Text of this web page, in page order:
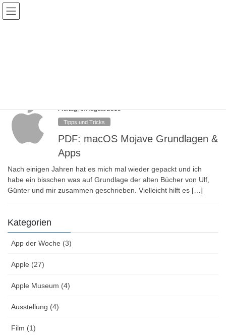
Skip
Skip
Freitag, 9. August 2019
Tipps und Tricks
PDF: macOS Mojave Grundlagen &
Apps
Nach einigen Jahren hat es mich mal wieder gepackt und ich
habe ein bisschen was auf Grundlage der alten Bücher von Ulf,
Günter und mir zusammen geschrieben. Vielleicht hilft es […]
Kategorien
App der Woche (3)
Apple (27)
Apple Museum (4)
Ausstellung (4)
Film (1)